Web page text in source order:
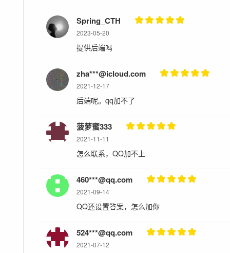
Spring_CTH
2023-05-20
提供后端吗
zha***@icloud.com
2021-12-17
后端呢。qq加不了
菠萝蜜333
2021-11-11
怎么联系，QQ加不上
460***@qq.com
2021-09-14
QQ还设置答案，怎么加你
524***@qq.com
2021-07-12